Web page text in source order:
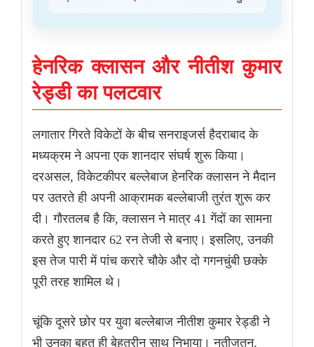
हेनरिक क्लासन और नीतीश कुमार
रेड्डी का पलटवार
लगातार गिरते विकेटों के बीच सनराइजर्स हैदराबाद के
मध्यक्रम ने अपना एक शानदार संघर्ष शुरू किया।
दरअसल, विकेटकीपर बल्लेबाज हेनरिक क्लासन ने मैदान
पर उतरते ही अपनी आक्रामक बल्लेबाजी तुरंत शुरू कर
दी। गौरतलब है कि, क्लासन ने मात्र 41 गेंदों का सामना
करते हुए शानदार 62 रन तेजी से बनाए। इसलिए, उनकी
इस तेज पारी में पांच करारे चौके और दो गगनचुंबी छक्के
पूरी तरह शामिल थे।
चूंकि दूसरे छोर पर युवा बल्लेबाज नीतीश कुमार रेड्डी ने
भी उनका बहुत ही बेहतरीन साथ निभाया। नतीजतन,